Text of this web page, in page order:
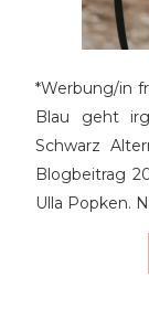
*Werbung/in
Blau geht
Schwarz
Blogbeitrag
Ulla Popken.